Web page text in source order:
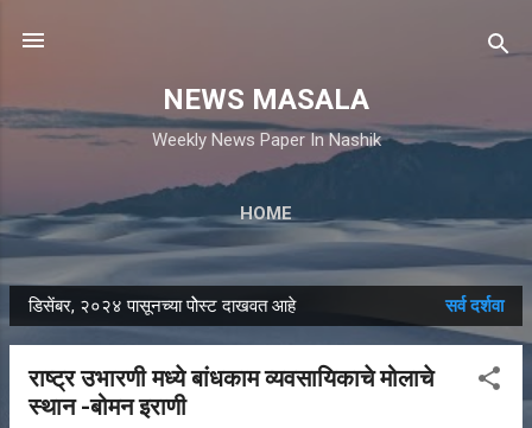
NEWS MASALA
Weekly News Paper In Nashik
HOME
पो
स्ट्स
डिसेंबर, २०२४ पासूनच्या पोेस्ट दाखवत आहे सर्व दर्शवा
राष्ट्र उभारणी मध्ये बांधकाम व्यवसायिकाचे मोलाचे
स्थान -बोमन इराणी